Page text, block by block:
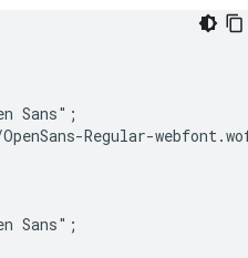
Sans";
Regular-
Sans";